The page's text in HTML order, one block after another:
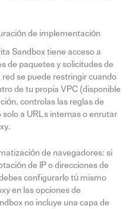
de implementación
Sandbox tiene acceso a
de paquetes y solicitudes de
se puede restringir cuando
de tu propia VPC (disponible
controlas las reglas de
a URLs internas o enrutar
de navegadores: si
de IP o direcciones de
configurarlo tú mismo
en las opciones de
no incluye una capa de